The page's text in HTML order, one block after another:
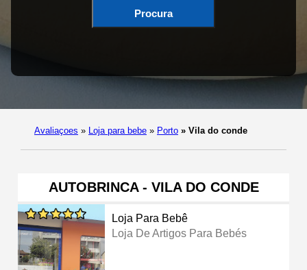
Procura
Avaliaçoes » Loja para bebe » Porto » Vila do conde
AUTOBRINCA - VILA DO CONDE
Loja Para Bebê
Loja De Artigos Para Bebés